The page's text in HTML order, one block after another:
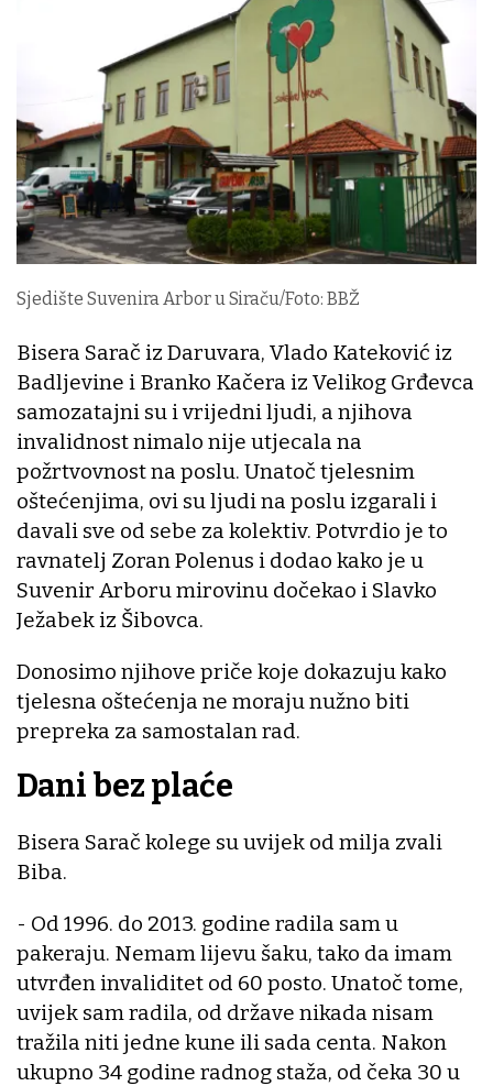
Sjedište Suvenira Arbor u Siraču/Foto: BBŽ
Bisera Sarač iz Daruvara, Vlado Kateković iz
Badljevine i Branko Kačera iz Velikog Grđevca
samozatajni su i vrijedni ljudi, a njihova
invalidnost nimalo nije utjecala na
požrtvovnost na poslu. Unatoč tjelesnim
oštećenjima, ovi su ljudi na poslu izgarali i
davali sve od sebe za kolektiv. Potvrdio je to
ravnatelj Zoran Polenus i dodao kako je u
Suvenir Arboru mirovinu dočekao i Slavko
Ježabek iz Šibovca.
Donosimo njihove priče koje dokazuju kako
tjelesna oštećenja ne moraju nužno biti
prepreka za samostalan rad.
Dani bez plaće
Bisera Sarač kolege su uvijek od milja zvali
Biba.
- Od 1996. do 2013. godine radila sam u
pakeraju. Nemam lijevu šaku, tako da imam
utvrđen invaliditet od 60 posto. Unatoč tome,
uvijek sam radila, od države nikada nisam
tražila niti jedne kune ili sada centa. Nakon
ukupno 34 godine radnog staža, od čeka 30 u